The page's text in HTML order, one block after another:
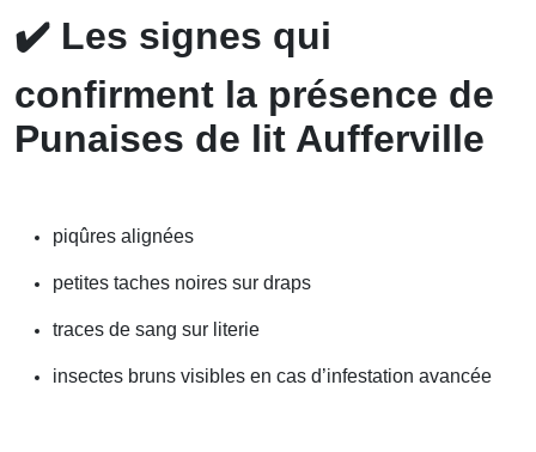
✔️ Les signes qui
confirment la présence de
Punaises de lit Aufferville
piqûres alignées
petites taches noires sur draps
traces de sang sur literie
insectes bruns visibles en cas d’infestation avancée